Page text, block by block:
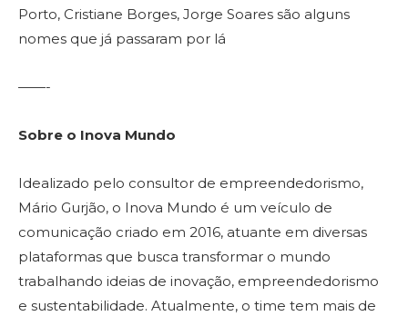
Porto, Cristiane Borges, Jorge Soares são alguns
nomes que já passaram por lá
——-
Sobre o Inova Mundo
Idealizado pelo consultor de empreendedorismo,
Mário Gurjão, o Inova Mundo é um veículo de
comunicação criado em 2016, atuante em diversas
plataformas que busca transformar o mundo
trabalhando ideias de inovação, empreendedorismo
e sustentabilidade. Atualmente, o time tem mais de